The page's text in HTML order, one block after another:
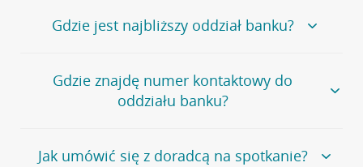
Gdzie jest najbliższy oddział banku?
Jeśli szukasz oddziału naszego banku, zapraszamy na
stronęPlacówki i bankomaty, na której znajduje się
wygodna wyszukiwarka.
oddziałów
Gdzie znajdę numer kontaktowy do
oddziału banku?
Bank Credit Agricole nie udostępnia ogólnego numeru
telefonu do placówki bankowej.
Jak umówić się z doradcą na spotkanie?